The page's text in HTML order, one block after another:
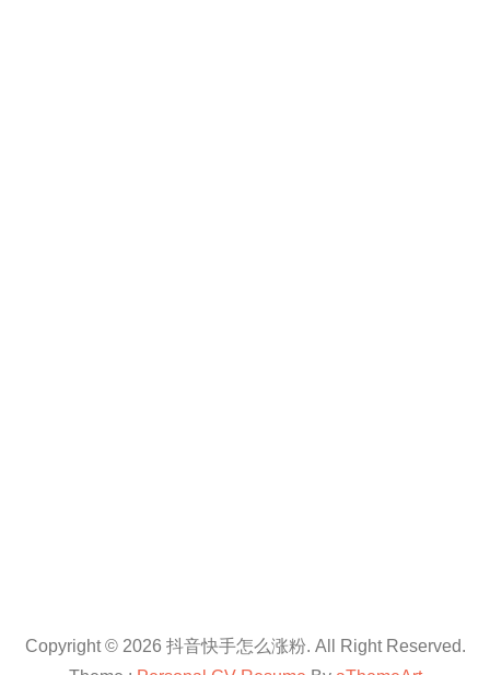
Copyright © 2026 抖音快手怎么涨粉. All Right Reserved.